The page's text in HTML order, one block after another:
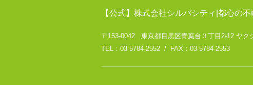
【公式】株式会社シルバシティ|都心の
〒153-0042 東京都目黒区青葉台３丁目2-12 ヤク
TEL：03-5784-2552 / FAX：03-5784-2553